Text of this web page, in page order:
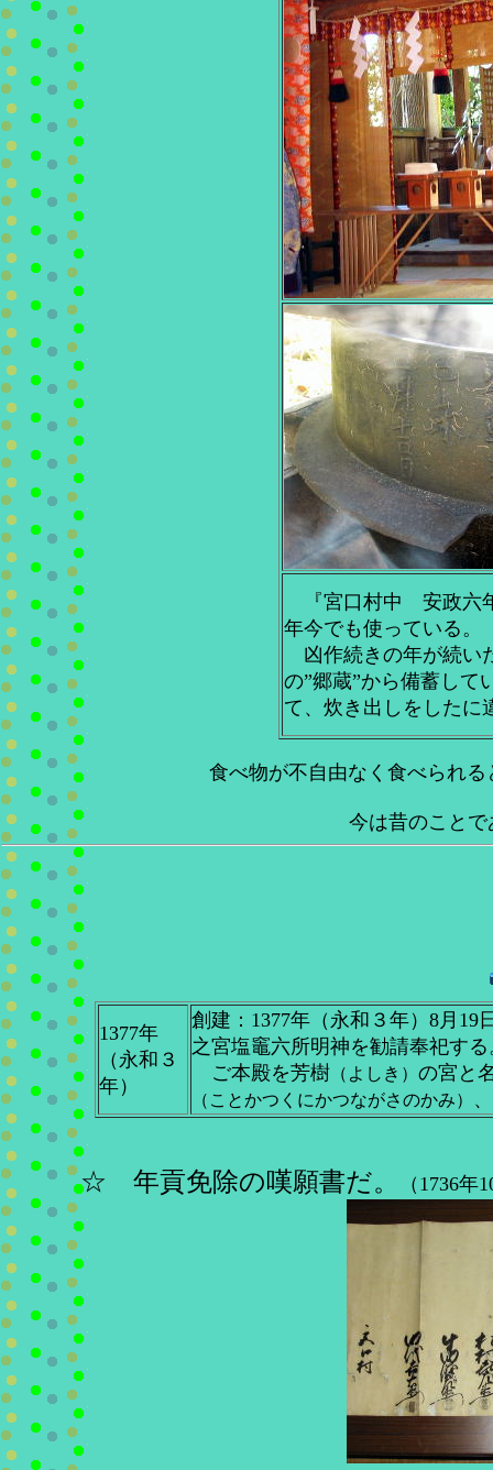
『宮口村中 安政六
年今でも使っている。
凶作続きの年が続い
の”郷蔵”から備蓄して
て、炊き出しをしたに
食べ物が不自由なく食べられ
今は昔のこと
1377年
（永和３
年）
創建：1377年（永和３年）8月19
之宮塩竈六所明神を勧請奉祀す
ご本殿を芳樹 （よしき）の宮と
（ことかつくにかつながさのかみ）
☆年貢免除の嘆願書だ。